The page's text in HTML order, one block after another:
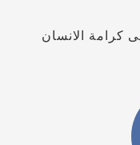
كرامة الانسان